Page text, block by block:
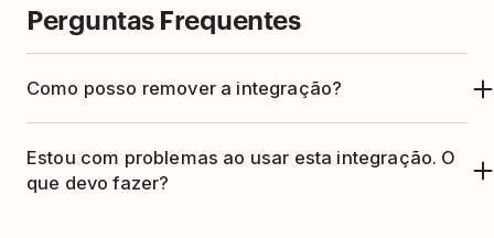
Perguntas Frequentes
Como posso remover a integração?
WebWork Tracker, veja como remover a
Estou com problemas ao usar esta integração. O
que devo fazer?